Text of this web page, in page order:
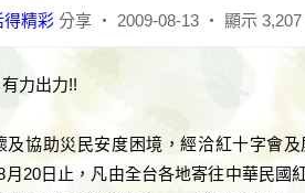
得精彩 分享 ‧ 2009-08-13 ‧ 顯示
力出力!!
及協助災民安度困境，經洽紅十字會
月20日止，凡由全台各地寄往中華民國